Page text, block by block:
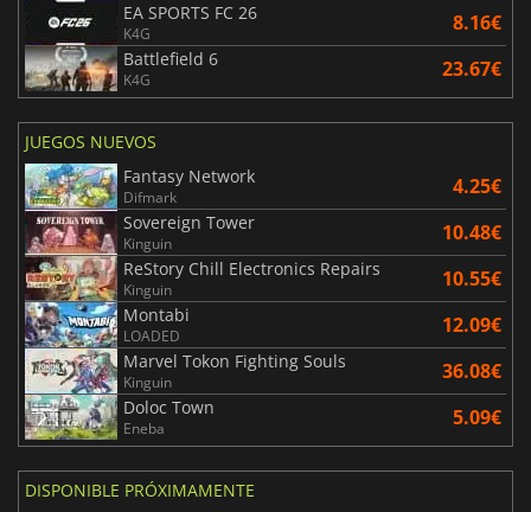
EA SPORTS FC 26
K4G 8.16€
Battlefield 6
K4G 23.67€
JUEGOS NUEVOS
Fantasy Network
Difmark 4.25€
Sovereign Tower
Kinguin 10.48€
ReStory Chill Electronics Repairs
Kinguin 10.55€
Montabi
LOADED 12.09€
Marvel Tokon Fighting Souls
Kinguin 36.08€
Doloc Town
Eneba 5.09€
DISPONIBLE PRÓXIMAMENTE